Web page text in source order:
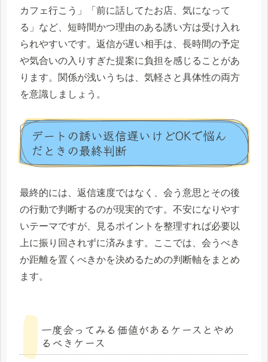
カフェ行こう」「前に話してたお店、気になって
る」など、短時間かつ理由のある誘い方は受け入れ
られやすいです。返信が遅い相手は、長時間の予定
や気合いの入りすぎた提案に負担を感じることがあ
ります。関係が浅いうちは、気軽さと具体性の両方
を意識しましょう。
デートの誘い返信遅いけどOKで悩ん
だときの最終判断
最終的には、返信速度ではなく、会う意思とその後
の行動で判断するのが現実的です。不安になりやす
いテーマですが、見るポイントを整理すれば必要以
上に振り回されずに済みます。ここでは、会うべき
か距離を置くべきかを決めるための判断軸をまとめ
ます。
一度会ってみる価値があるケースとやめ
るべきケース